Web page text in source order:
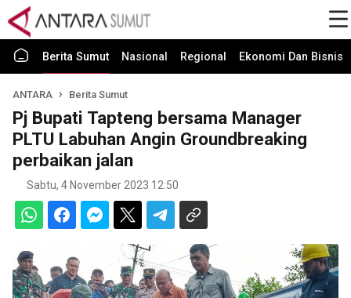
Berita Sumut Nasional Regional Ekonomi Dan Bisnis
ANTARA Berita Sumut
Pj Bupati Tapteng bersama Manager
PLTU Labuhan Angin Groundbreaking
perbaikan jalan
Sabtu, 4 November 2023 12:50